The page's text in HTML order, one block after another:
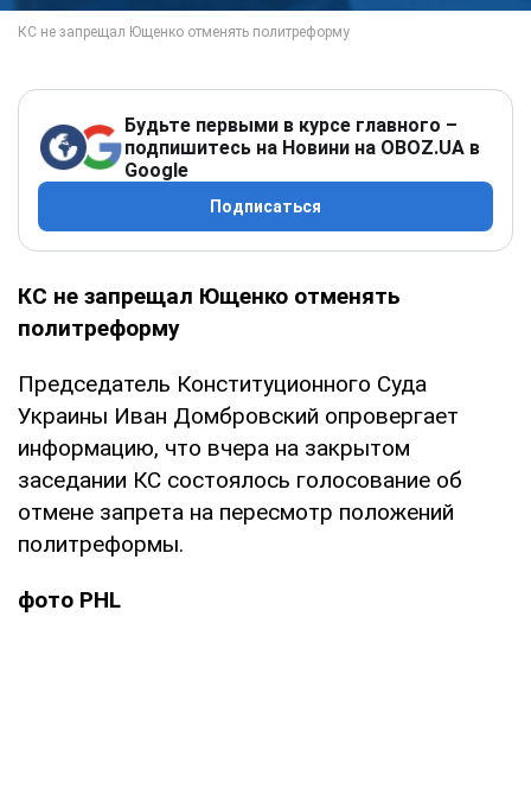
Будьте первыми в курсе главного –
подпишитесь на Новини на OBOZ.UA в
Google
Подписаться
КС не запрещал Ющенко отменять
политреформу
Председатель Конституционного Суда
Украины Иван Домбровский опровергает
информацию, что вчера на закрытом
заседании КС состоялось голосование об
отмене запрета на пересмотр положений
политреформы.
фото PHL